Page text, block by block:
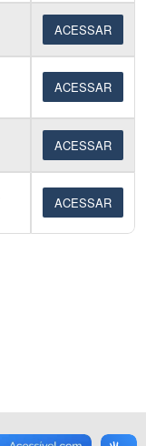
ACESSAR
ACESSAR
ACESSAR
ACESSAR